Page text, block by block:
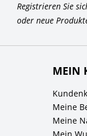
Registrieren Sie
oder neue
MEIN
Meine
Meine